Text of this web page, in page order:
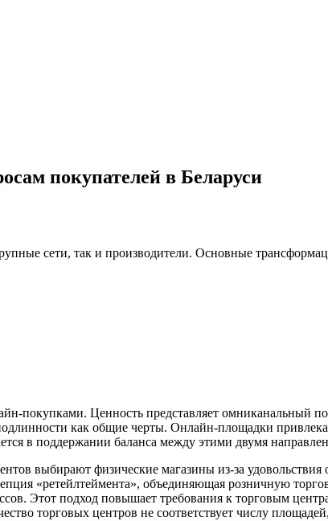
покупателей в Беларуси
сети, так и производители. Основные
покупками. Ценность представляет омниканальный
как общие черты. Онлайн-площадки
в поддержании баланса между этими двумя
выбирают физические магазины из-за удовольствия
«ретейлтеймента», объединяющая розничную
Этот подход повышает требования к торговым
торговых центров не соответствует числу